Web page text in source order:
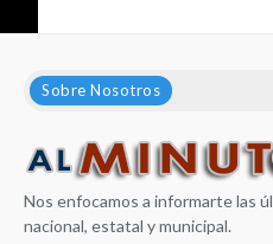
Sobre Nosotros
Nos enfocamos a informarte las
nacional, estatal y municipal.